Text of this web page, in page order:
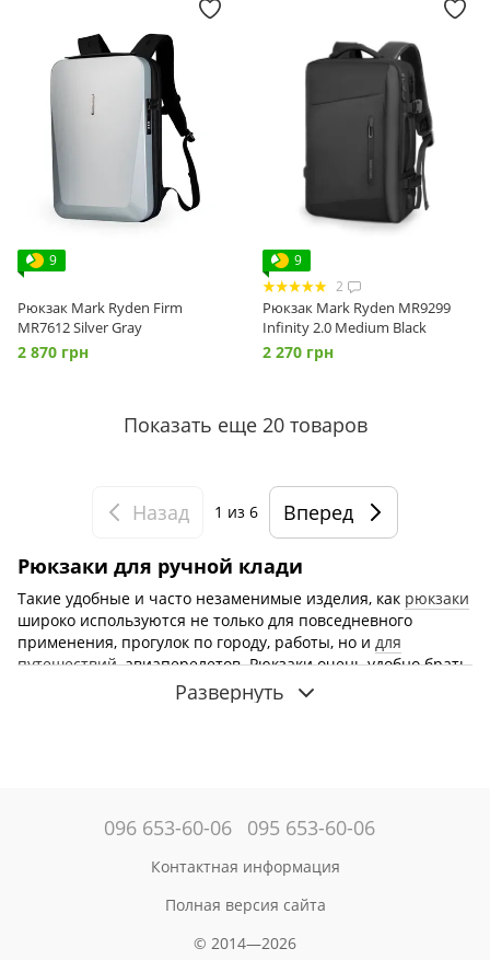
9
Рюкзак Mark Ryden Firm
MR7612 Silver Gray
2 870 грн
9
2
Рюкзак Mark Ryden MR9299
Infinity 2.0 Medium Black
2 270 грн
Показать еще 20 товаров
Назад 1 из 6 Вперед
Рюкзаки для ручной клади
Такие удобные и часто незаменимые изделия, как рюкзаки
широко используются не только для повседневного
применения, прогулок по городу, работы, но и для
путешествий, авиаперелетов. Рюкзаки очень удобно брать
с собой в качестве ручной клади. Многие туристы
предпочитают их как практичное дополнение к
рюкзаки для ручной клади, которые в полной мере
соответствуют всем требованиям авиакомпаний. Одним из
ведущих производителей таких рюкзаков на протяжении
многих лет остается всемирно известный бренд Mark
Купить рюкзаки для ручной клади в Днепре, Киеве,
и других городах Украины предлагает
Развернуть
096 653-60-06 095 653-60-06
Контактная информация
Полная версия сайта
© 2014—2026